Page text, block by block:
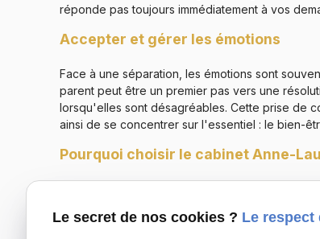
réponde pas toujours immédiatement à vos
Accepter et gérer les émotions
Face à une séparation, les émotions sont
parent peut être un premier pas vers une
lorsqu'elles sont désagréables. Cette prise de
ainsi de se concentrer sur l'essentiel : le bien-
Pourquoi choisir le cabinet Anne-
En conclusion, gérer un conflit parental avec
harmonieux de vos enfants. Pour vous
Gély-du-Fesc et desservant Montpellier et
Le secret de nos cookies ? Le respect